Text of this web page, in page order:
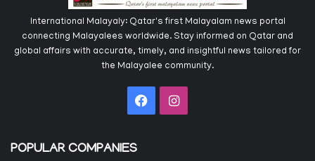
International Malayaly: Qatar's first Malayalam news portal
connecting Malayalees worldwide. Stay informed on Qatar and
global affairs with accurate, timely, and insightful news tailored for
the Malayalee community.
FacebookInstagram
POPULAR COMPANIES